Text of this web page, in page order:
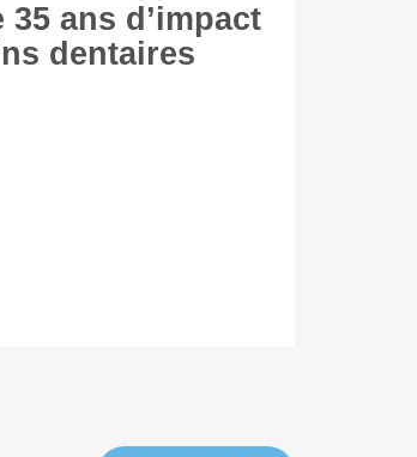
ans d’impact
dentaires